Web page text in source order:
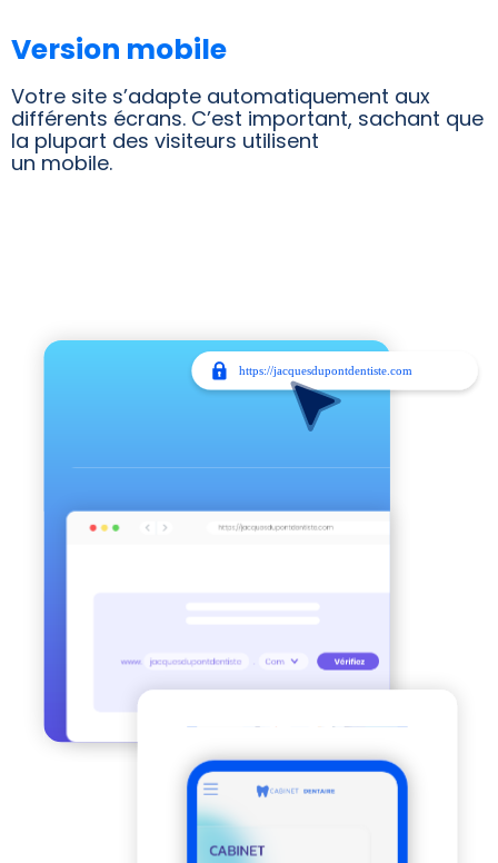
Version mobile
Votre site s’adapte automatiquement aux
différents écrans. C’est important, sachant que
la plupart des visiteurs utilisent
un mobile.